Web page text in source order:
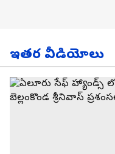
ఇతర వీడియోలు